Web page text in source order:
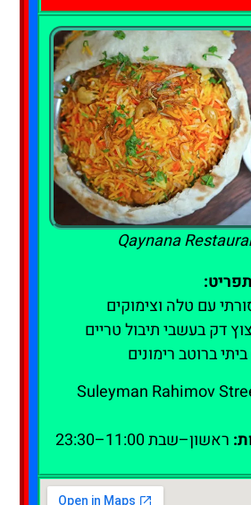
דק בעשבי תיבול טריים
ברוטב רימונים
9 Suleyman Rahimov
ראשון–שבת 11:00–23:30